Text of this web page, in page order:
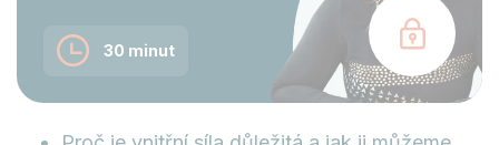
30 minut